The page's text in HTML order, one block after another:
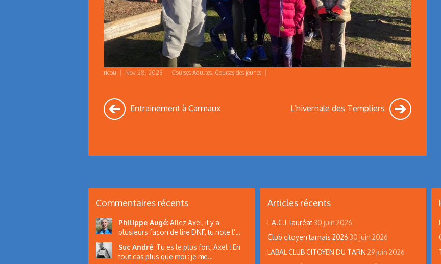
ricou | Nov 28, 2023 | Courses Adultes, Courses des jeunes |
Entrainement à Carmaux L’hivernale des Templiers
Commentaires récents
Philippe Augé: Allez Axel, il y a
plusieurs façon de lire DNF, tu note l'…
Suc André: Tu es le plus fort, Axel ! En
tout cas plus que moi : je me…
Articles récents
L’A.C.L lauréat30 juin 2026
Club citoyen tarnais 2026 30 juin 2026
LABAL CLUB CITOYEN DU TARN 29 juin 2026